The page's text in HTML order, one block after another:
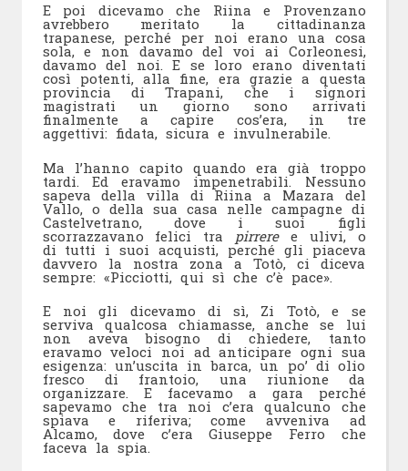
E poi dicevamo che Riina e Provenzano
avrebbero meritato la cittadinanza
trapanese, perché per noi erano una cosa
sola, e non davamo del voi ai Corleonesi,
davamo del noi. E se loro erano diventati
così potenti, alla fine, era grazie a questa
provincia di Trapani, che i signori
magistrati un giorno sono arrivati
finalmente a capire cos’era, in tre
aggettivi: fidata, sicura e invulnerabile.
Ma l’hanno capito quando era già troppo
tardi. Ed eravamo impenetrabili. Nessuno
sapeva della villa di Riina a Mazara del
Vallo, o della sua casa nelle campagne di
Castelvetrano, dove i suoi figli
scorrazzavano felici tra pirreree ulivi, o
di tutti i suoi acquisti, perché gli piaceva
davvero la nostra zona a Totò, ci diceva
sempre: «Picciotti, qui sì che c’è pace».
E noi gli dicevamo di sì, Zi Totò, e se
serviva qualcosa chiamasse, anche se lui
non aveva bisogno di chiedere, tanto
eravamo veloci noi ad anticipare ogni sua
esigenza: un’uscita in barca, un po’ di olio
fresco di frantoio, una riunione da
organizzare. E facevamo a gara perché
sapevamo che tra noi c’era qualcuno che
spiava e riferiva; come avveniva ad
Alcamo, dove c’era Giuseppe Ferro che
faceva la spia.